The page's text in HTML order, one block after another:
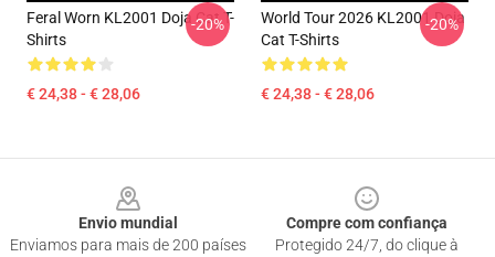
Feral Worn KL2001 Doja Cat T-
Shirts
€ 24,38 - € 28,06
-20%
World Tour 2026 KL2001 Doja
Cat T-Shirts
€ 24,38 - € 28,06
-20%
Envio mundial
Enviamos para mais de 200 países
Compre com confiança
Protegido 24/7, do clique à